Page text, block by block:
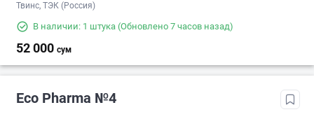
Твинс, ТЭК (Россия)
В наличии: 1 штука (Обновлено 7 часов назад)
52 000 сум
Eco Pharma №4